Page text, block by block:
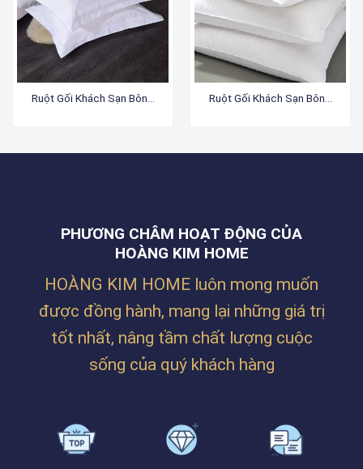
Ruột Gối Khách Sạn Bông
Ruột Gối Khách Sạn Bông
PHƯƠNG CHÂM HOẠT ĐỘNG CỦA
HOÀNG KIM HOME
HOÀNG KIM HOME luôn mong muốn
được đồng hành, mang lại những giá trị
tốt nhất, nâng tầm chất lượng cuộc
sống của quý khách hàng